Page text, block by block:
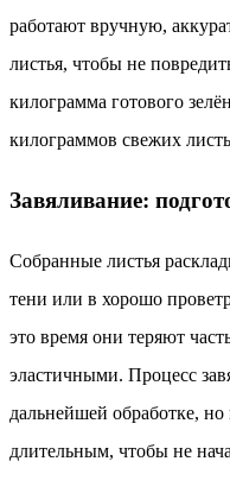
работают вручную,
листья, чтобы не
килограмма готового
килограммов свежих
Завяливание:
Собранные листья
тени или в хорошо
это время они теряют
эластичными. Процесс
дальнейшей обработке,
длительным, чтобы не